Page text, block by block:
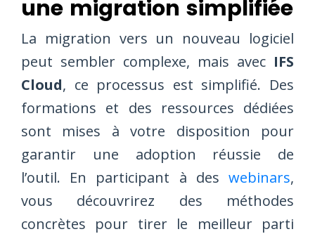
une migration simplifiée
La migration vers un nouveau logiciel
peut sembler complexe, mais avec IFS
Cloud, ce processus est simplifié. Des
formations et des ressources dédiées
sont mises à votre disposition pour
garantir une adoption réussie de
l’outil. En participant à des webinars,
vous découvrirez des méthodes
concrètes pour tirer le meilleur parti